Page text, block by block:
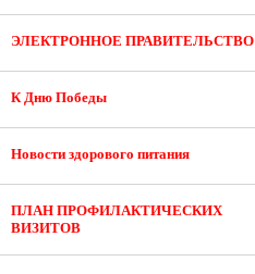
ЭЛЕКТРОННОЕ ПРАВИТЕЛЬСТВО
К Дню Победы
Новости здорового питания
ПЛАН ПРОФИЛАКТИЧЕСКИХ
ВИЗИТОВ